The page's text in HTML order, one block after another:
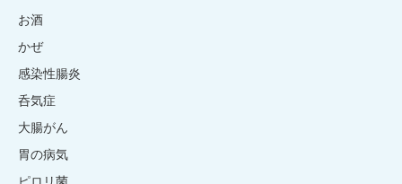
お酒
かぜ
感染性腸炎
呑気症
大腸がん
胃の病気